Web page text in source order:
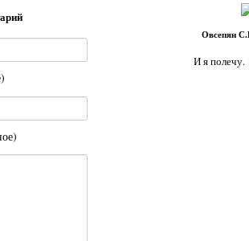
Овсепян
И я полечу.